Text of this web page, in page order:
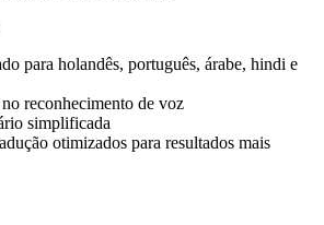
para holandês, português, árabe, hindi e
reconhecimento de voz
simplificada
otimizados para resultados mais